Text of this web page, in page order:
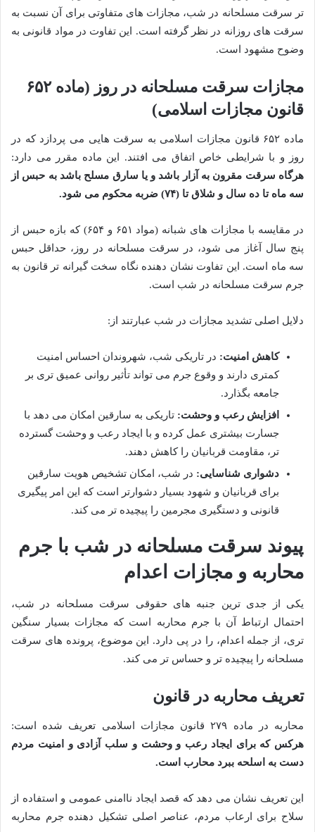
تر سرقت مسلحانه در شب، مجازات های متفاوتی برای آن نسبت به
سرقت های روزانه در نظر گرفته است. این تفاوت در مواد قانونی به
وضوح مشهود است.
مجازات سرقت مسلحانه در روز (ماده ۶۵۲
قانون مجازات اسلامی)
ماده ۶۵۲ قانون مجازات اسلامی به سرقت هایی می پردازد که در
روز و با شرایطی خاص اتفاق می افتند. این ماده مقرر می دارد:
هرگاه سرقت مقرون به آزار باشد و یا سارق مسلح باشد به حبس از
سه ماه تا ده سال و شلاق تا (۷۴) ضربه محکوم می شود.
در مقایسه با مجازات های شبانه (مواد ۶۵۱ و ۶۵۴) که بازه حبس از
پنج سال آغاز می شود، در سرقت مسلحانه در روز، حداقل حبس
سه ماه است. این تفاوت نشان دهنده نگاه سخت گیرانه تر قانون به
جرم سرقت مسلحانه در شب است.
دلایل اصلی تشدید مجازات در شب عبارتند از:
کاهش امنیت: در تاریکی شب، شهروندان احساس امنیت
کمتری دارند و وقوع جرم می تواند تأثیر روانی عمیق تری بر
جامعه بگذارد.
افزایش رعب و وحشت: تاریکی به سارقین امکان می دهد با
جسارت بیشتری عمل کرده و با ایجاد رعب و وحشت گسترده
تر، مقاومت قربانیان را کاهش دهند.
دشواری شناسایی: در شب، امکان تشخیص هویت سارقین
برای قربانیان و شهود بسیار دشوارتر است که این امر پیگیری
قانونی و دستگیری مجرمین را پیچیده تر می کند.
پیوند سرقت مسلحانه در شب با جرم
محاربه و مجازات اعدام
یکی از جدی ترین جنبه های حقوقی سرقت مسلحانه در شب،
احتمال ارتباط آن با جرم محاربه است که مجازات بسیار سنگین
تری، از جمله اعدام، را در پی دارد. این موضوع، پرونده های سرقت
مسلحانه را پیچیده تر و حساس تر می کند.
تعریف محاربه در قانون
محاربه در ماده ۲۷۹ قانون مجازات اسلامی تعریف شده است:
هرکس که برای ایجاد رعب و وحشت و سلب آزادی و امنیت مردم
دست به اسلحه ببرد محارب است.
این تعریف نشان می دهد که قصد ایجاد ناامنی عمومی و استفاده از
سلاح برای ارعاب مردم، عناصر اصلی تشکیل دهنده جرم محاربه